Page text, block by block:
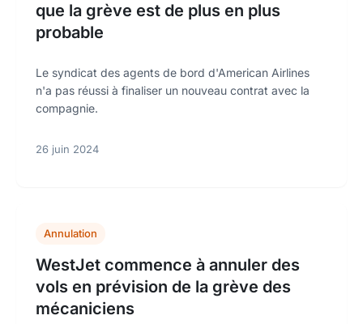
que la grève est de plus en plus
probable
Le syndicat des agents de bord d'American Airlines
n'a pas réussi à finaliser un nouveau contrat avec la
compagnie.
26 juin 2024
Annulation
WestJet commence à annuler des
vols en prévision de la grève des
mécaniciens